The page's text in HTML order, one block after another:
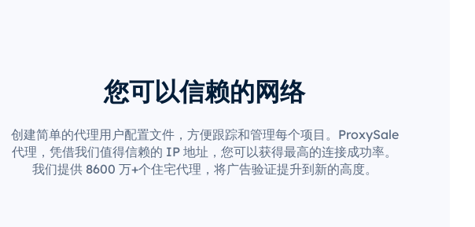
您可以信赖的网络
创建简单的代理用户配置文件，方便跟踪和管理每个项目。ProxySale
代理，凭借我们值得信赖的 IP 地址，您可以获得最高的连接成功率。
我们提供 8600 万+个住宅代理，将广告验证提升到新的高度。